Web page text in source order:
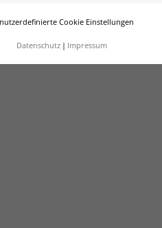
Cookie Einstellungen
Datenschutz Impressum